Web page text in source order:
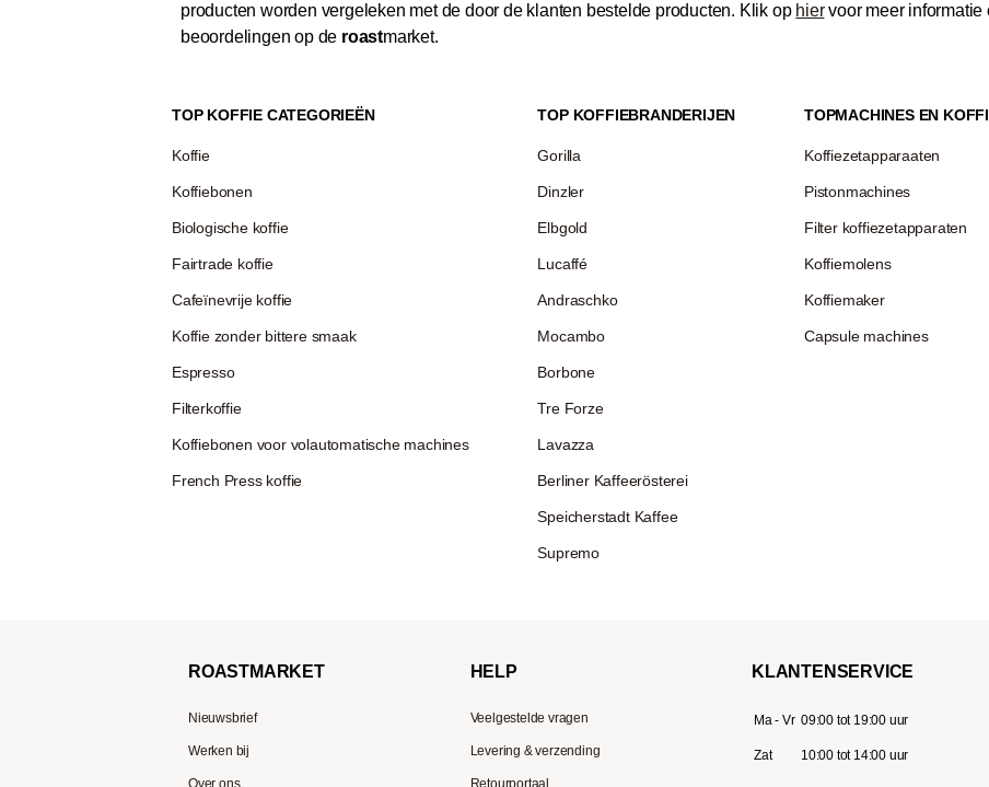
producten worden vergeleken met de door de klanten bestelde producten. Klik op hiervoor meer informatie
beoordelingen op de roastmarket.
TOP KOFFIE CATEGORIEËN
Koffie
Koffiebonen
Biologische koffie
Fairtrade koffie
Cafeïnevrije koffie
Koffie zonder bittere smaak
Espresso
Filterkoffie
Koffiebonen voor volautomatische machines
French Press koffie
TOP KOFFIEBRANDERIJEN
Gorilla
Dinzler
Elbgold
Lucaffé
Andraschko
Mocambo
Borbone
Tre Forze
Lavazza
Berliner Kaffeerösterei
Speicherstadt Kaffee
Supremo
TOPMACHINES EN
Koffiezetapparaaten
Pistonmachines
Filter koffiezetapparaten
Koffiemolens
Koffiemaker
Capsule machines
ROASTMARKET
Nieuwsbrief
Werken bij
Over ons
HELP
Veelgestelde vragen
Levering & verzending
Retourportaal
KLANTENSERVICE
Ma - Vr 09:00 tot 19:00 uur
Zat 10:00 tot 14:00 uur